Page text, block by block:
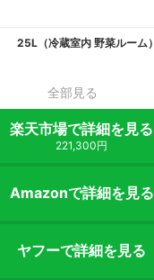
25L（冷蔵室内 野菜ルーム）
全部見る
楽天市場で詳細を見る
221,300円
Amazonで詳細を見る
ヤフーで詳細を見る